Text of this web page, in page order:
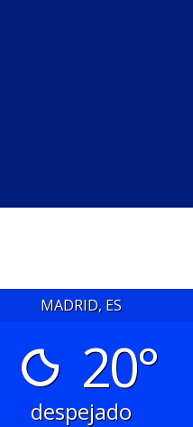
MADRID, ES
20°
despejado